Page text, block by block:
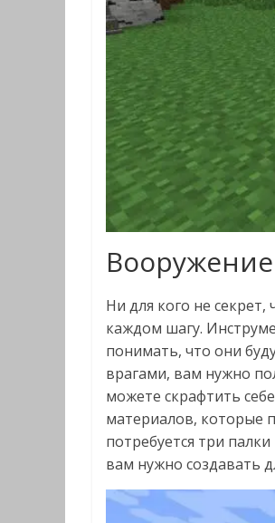
Ни для кого не
каждом шагу.
понимать, что они
врагами, вам нужно
можете скрафтить
материалов, которые
потребуется три
вам нужно создавать